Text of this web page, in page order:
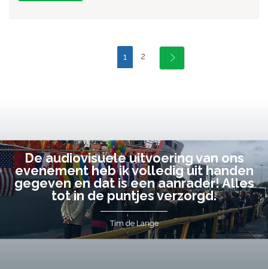
1 2
De audiovisuele uitvoering van ons
evenement heb ik volledig uit handen
gegeven en dat is een aanrader! Alles
tot in de puntjes verzorgd.
Tim de Lange